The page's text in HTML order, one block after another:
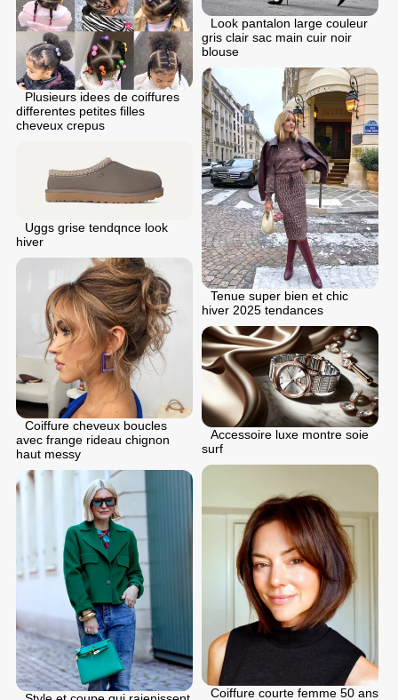
Look pantalon large couleur
gris clair sac main cuir noir
blouse
Plusieurs idees de coiffures
differentes petites filles
cheveux crepus
Tenue super bien et chic
hiver 2025 tendances
Uggs grise tendqnce look
hiver
Coiffure cheveux boucles
avec frange rideau chignon
haut messy
Accessoire luxe montre soie
surf
Coiffure courte femme 50 ans